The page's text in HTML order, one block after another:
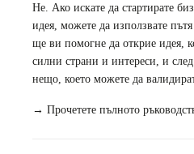
Не. Ако искате да стартирате
идея, можете да използвате пътя
ще ви помогне да открие идея,
силни страни и интереси, и
нещо, което можете да
→ Прочетете пълното